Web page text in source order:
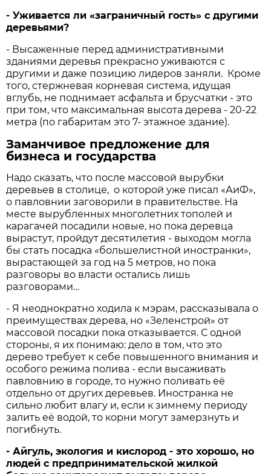
- Уживается ли «заграничный гость» с другими
деревьями?
- Высаженные перед административными
зданиями деревья прекрасно уживаются с
другими и даже позицию лидеров заняли. Кроме
того, стержневая корневая система, идущая
вглубь, не поднимает асфальта и брусчатки - это
при том, что максимальная высота дерева - 20-22
метра (по габаритам это 7- этажное здание).
Заманчивое предложение для
бизнеса и государства
Надо сказать, что после массовой вырубки
деревьев в столице, о которой уже писал «АиФ»,
о павловнии заговорили в правительстве. На
месте вырубленных многолетних тополей и
карагачей посадили новые, но пока деревца
вырастут, пройдут десятилетия - выходом могла
бы стать посадка «большелистной иностранки»,
вырастающей за год на 5 метров, но пока
разговоры во власти остались лишь
разговорами…
- Я неоднократно ходила к мэрам, рассказывала о
преимуществах дерева, но «Зеленстрой» от
массовой посадки пока отказывается. С одной
стороны, я их понимаю: дело в том, что это
дерево требует к себе повышенного внимания и
особого режима полива - если высаживать
павловнию в городе, то нужно поливать её
отдельно от других деревьев. Иностранка не
сильно любит влагу и, если к зимнему периоду
залить её водой, то корни могут замерзнуть и
погибнуть.
- Айгуль, экология и кислород - это хорошо, но
людей с предпринимательской жилкой